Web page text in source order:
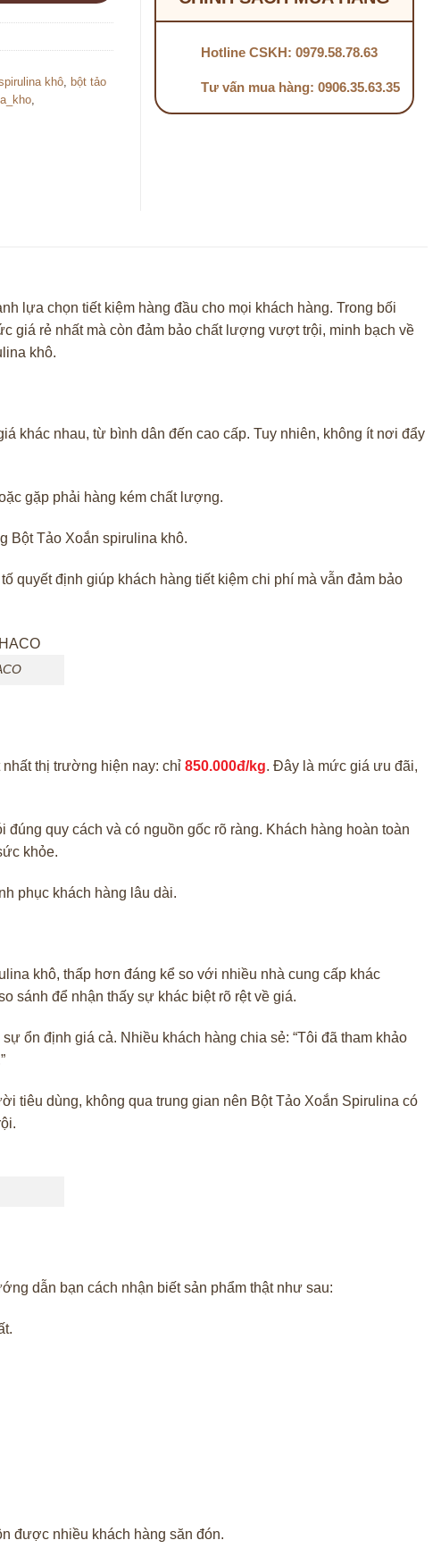
khô bột tảo
Hotline CSKH: 0979.58.78.63
Tư vấn mua hàng: 0906.35.63.35
lựa chọn tiết kiệm hàng đầu cho mọi khách hàng. Trong bối
giá rẻ nhất mà còn đảm bảo chất lượng vượt trội, minh bạch về
khô.
khác nhau, từ bình dân đến cao cấp. Tuy nhiên, không ít nơi đẩy
gặp phải hàng kém chất lượng.
Bột Tảo Xoắn spirulina khô.
quyết định giúp khách hàng tiết kiệm chi phí mà vẫn đảm bảo
thị trường hiện nay: chỉ 850.000đ/kg. Đây là mức giá ưu đãi,
quy cách và có nguồn gốc rõ ràng. Khách hàng hoàn toàn
khỏe.
phục khách hàng lâu dài.
khô, thấp hơn đáng kể so với nhiều nhà cung cấp khác
sánh để nhận thấy sự khác biệt rõ rệt về giá.
ổn định giá cả. Nhiều khách hàng chia sẻ: “Tôi đã tham khảo
tiêu dùng, không qua trung gian nên Bột Tảo Xoắn Spirulina có
dẫn bạn cách nhận biết sản phẩm thật như sau:
được nhiều khách hàng săn đón.